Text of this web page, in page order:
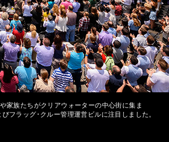
子ども
職場のための
エシックスと
抑圧の原因
組織化の基礎
家族たちがクリアウォーターの中心街に集ま
フラッグ･クルー管理運営ビルに注目しました。